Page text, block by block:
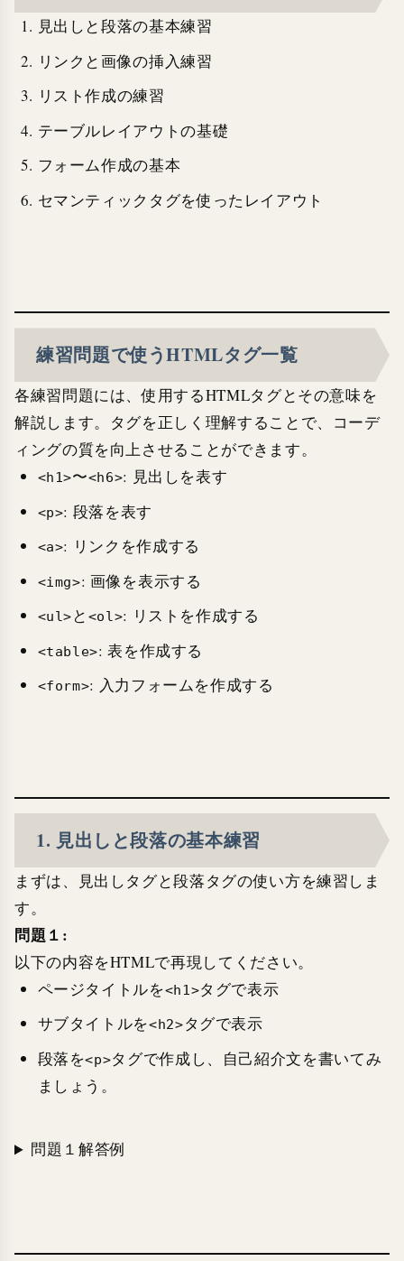
見出しと段落の基本練習
リンクと画像の挿入練習
リスト作成の練習
テーブルレイアウトの基礎
フォーム作成の基本
セマンティックタグを使ったレイアウト
練習問題で使うHTMLタグ一覧
各練習問題には、使用するHTMLタグとその意味を
解説します。タグを正しく理解することで、コーデ
ィングの質を向上させることができます。
<h1>〜<h6>: 見出しを表す
<p>: 段落を表す
<a>: リンクを作成する
<img>: 画像を表示する
<ul> と <ol>: リストを作成する
<table>: 表を作成する
<form>: 入力フォームを作成する
1. 見出しと段落の基本練習
まずは、見出しタグと段落タグの使い方を練習しま
す。
問題１:
以下の内容をHTMLで再現してください。
ページタイトルを<h1>タグで表示
サブタイトルを<h2>タグで表示
段落を<p>タグで作成し、自己紹介文を書いてみ
ましょう。
問題１解答例